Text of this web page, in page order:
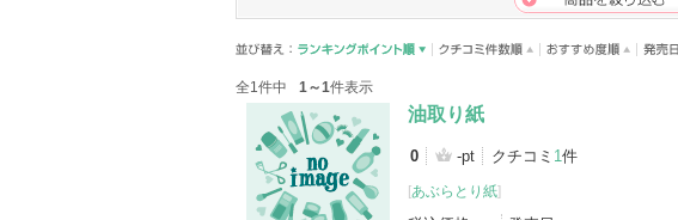
全1件中 1～1件表示
油取り紙
0 -pt クチコミ 1件
[あぶらとり紙]